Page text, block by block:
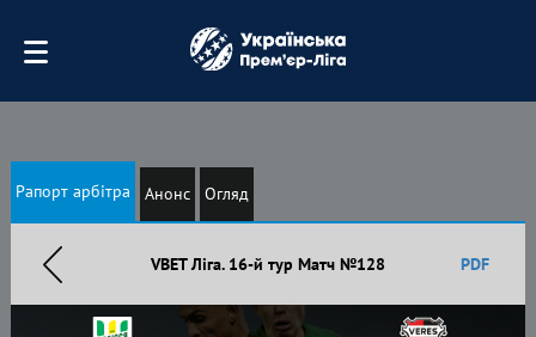
Рапорт арбітра Анонс Огляд
VBET Ліга. 16-й тур Матч №128 PDF